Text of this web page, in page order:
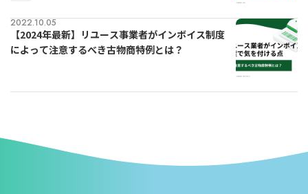
2022.10.05
【2024年最新】リユース事業者がインボイス制度
によって注意するべき古物商特例とは？